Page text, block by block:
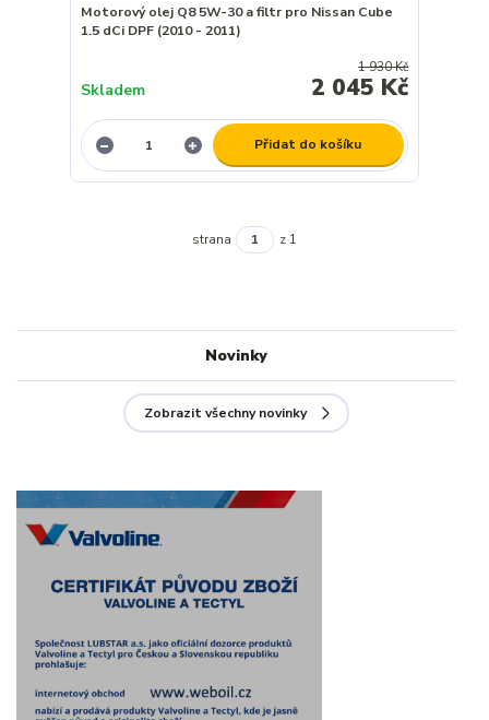
Motorový olej Q8 5W-30 a filtr pro Nissan Cube
1.5 dCi DPF (2010 - 2011)
1 930 Kč
2 045 Kč
Skladem
Přidat do košíku
strana z 1
Novinky
Zobrazit všechny novinky